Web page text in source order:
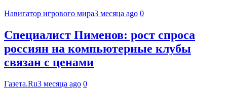
Навигатор игрового мира3 месяца ago 0
Специалист Пименов: рост спроса
россиян на компьютерные клубы
связан с ценами
Газета.Ru3 месяца ago 0